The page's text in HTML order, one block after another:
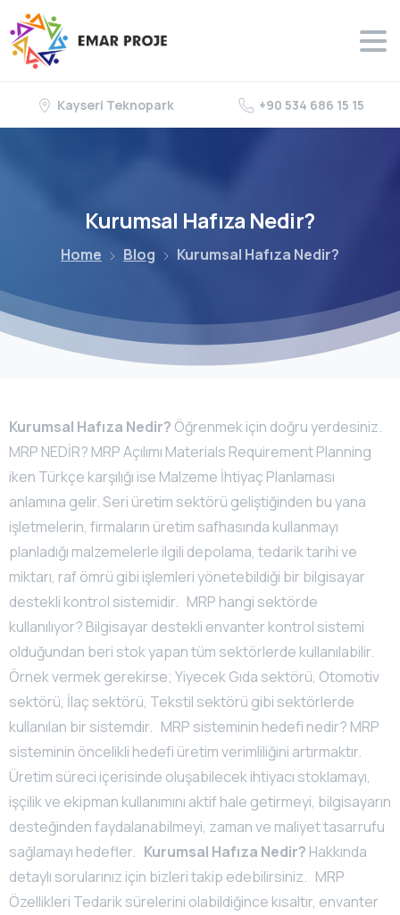
Kayseri Teknopark +90 534 686 15 15
Kurumsal Hafıza Nedir?
Home Blog Kurumsal Hafıza Nedir?
Kurumsal Hafıza Nedir? Öğrenmek için doğru yerdesiniz.
MRP NEDİR? MRP Açılımı Materials Requirement Planning
iken Türkçe karşılığı ise Malzeme İhtiyaç Planlaması
anlamına gelir. Seri üretim sektörü geliştiğinden bu yana
işletmelerin, firmaların üretim safhasında kullanmayı
planladığı malzemelerle ilgili depolama, tedarik tarihi ve
miktarı, raf ömrü gibi işlemleri yönetebildiği bir bilgisayar
destekli kontrol sistemidir. MRP hangi sektörde
kullanılıyor? Bilgisayar destekli envanter kontrol sistemi
olduğundan beri stok yapan tüm sektörlerde kullanılabilir.
Örnek vermek gerekirse; Yiyecek Gıda sektörü, Otomotiv
sektörü, İlaç sektörü, Tekstil sektörü gibi sektörlerde
kullanılan bir sistemdir. MRP sisteminin hedefi nedir? MRP
sisteminin öncelikli hedefi üretim verimliliğini artırmaktır.
Üretim süreci içerisinde oluşabilecek ihtiyacı stoklamayı,
işçilik ve ekipman kullanımını aktif hale getirmeyi, bilgisayarın
desteğinden faydalanabilmeyi, zaman ve maliyet tasarrufu
sağlamayı hedefler. Kurumsal Hafıza Nedir? Hakkında
detaylı sorularınız için bizleri takip edebilirsiniz. MRP
Özellikleri Tedarik sürelerini olabildiğince kısaltır, envanter